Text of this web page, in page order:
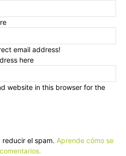
email address!
here
website in this browser for the
reducir el spam. Aprende cómo se